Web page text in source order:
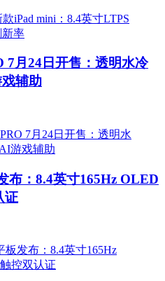
7月24日开售：透明水冷
辅助
布：8.4英寸165Hz OLED
证